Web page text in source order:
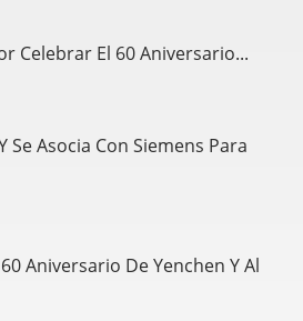
Celebrar El 60 Aniversario...
Se Asocia Con Siemens Para
Aniversario De Yenchen Y Al